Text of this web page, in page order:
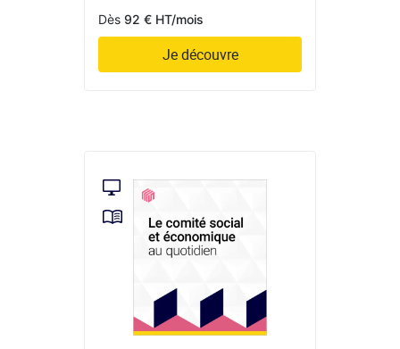
Dès 92 € HT/mois
Je découvre